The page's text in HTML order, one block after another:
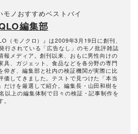
モノおすすめベストバイ
編集部
（モノクロ）』は2009年3月19日に創刊、
行されている「広告なし」のモノ批評雑誌
報メディア。創刊以来、おもに男性向けの
具、ガジェット、食品などを各分野の専門
仰ぎ、編集部と社内の検証機関が実際に比
価してきました。テストで見つけた「本当
だけを厳選して紹介。編集長・山田和樹を
以上の編集体制で日々の検証・記事制作を